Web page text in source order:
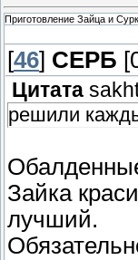
Приготовление Зайца и
[46] СЕРБ
Цитата
решили
Зайка
лучший.